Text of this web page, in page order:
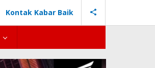
Kontak Kabar Baik